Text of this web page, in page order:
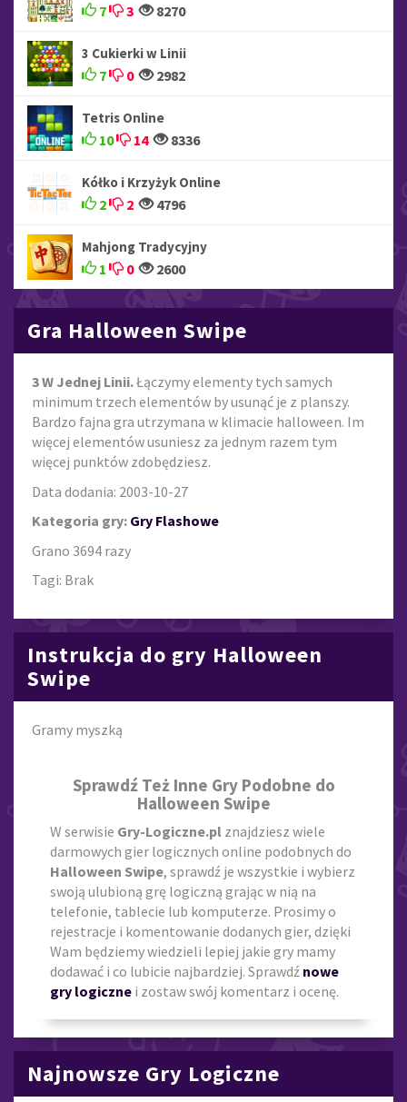
7 3 8270
3 Cukierki w Linii
7 0 2982
Tetris Online
10 14 8336
Kółko i Krzyżyk Online
2 2 4796
Mahjong Tradycyjny
1 0 2600
Gra Halloween Swipe
3 W Jednej Linii.Łączymy elementy tych samych
minimum trzech elementów by usunąć je z planszy.
Bardzo fajna gra utrzymana w klimacie halloween. Im
więcej elementów usuniesz za jednym razem tym
więcej punktów zdobędziesz.
Data dodania: 2003-10-27
Kategoria gry: Gry Flashowe
Grano 3694 razy
Tagi: Brak
Instrukcja do gry Halloween
Swipe
Gramy myszką
Sprawdź Też Inne Gry Podobne do
Halloween Swipe
W serwisie Gry-Logiczne.pl znajdziesz wiele
darmowych gier logicznych online podobnych do
Halloween Swipe, sprawdź je wszystkie i wybierz
swoją ulubioną grę logiczną grając w nią na
telefonie, tablecie lub komputerze. Prosimy o
rejestracje i komentowanie dodanych gier, dzięki
Wam będziemy wiedzieli lepiej jakie gry mamy
dodawać i co lubicie najbardziej. Sprawdź nowe
gry logiczne i zostaw swój komentarz i ocenę.
Najnowsze Gry Logiczne